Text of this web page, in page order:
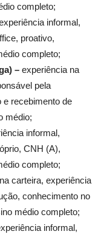
completo;
informal,
proativo,
completo;
– experiência na
pela
e recebimento de
médio;
informal,
CNH (A),
completo;
carteira, experiência
conhecimento no
médio completo;
informal,